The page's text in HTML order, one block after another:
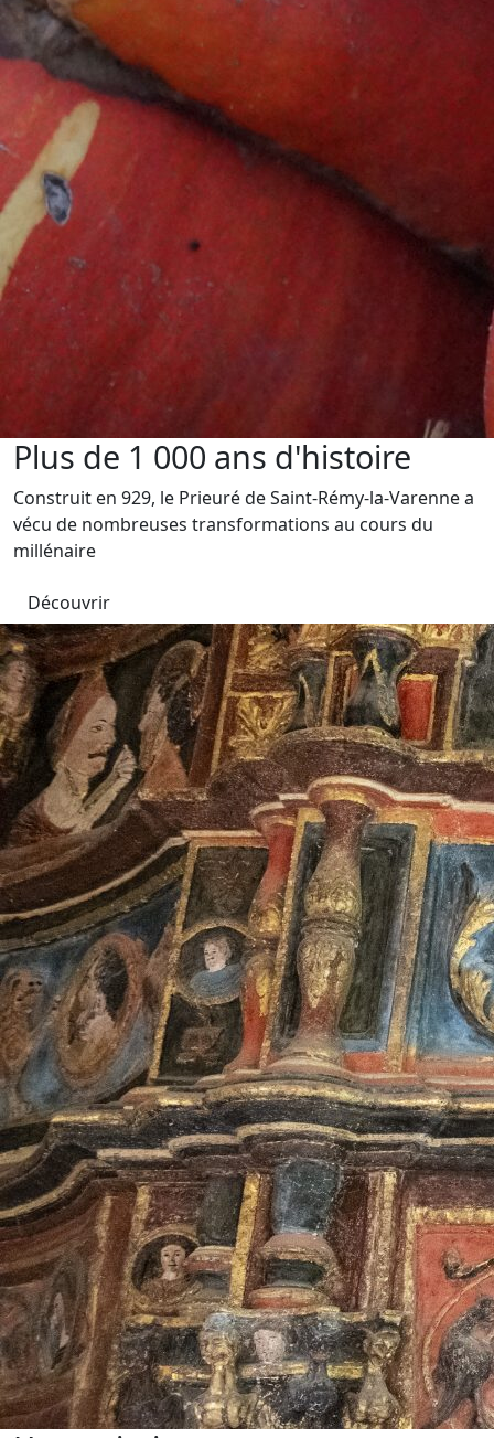
Plus de 1 000 ans d'histoire
Construit en 929, le Prieuré de Saint-Rémy-la-Varenne a
vécu de nombreuses transformations au cours du
millénaire
Découvrir